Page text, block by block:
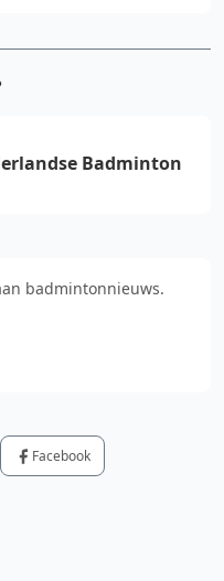
Badminton
badmintonnieuws.
Facebook